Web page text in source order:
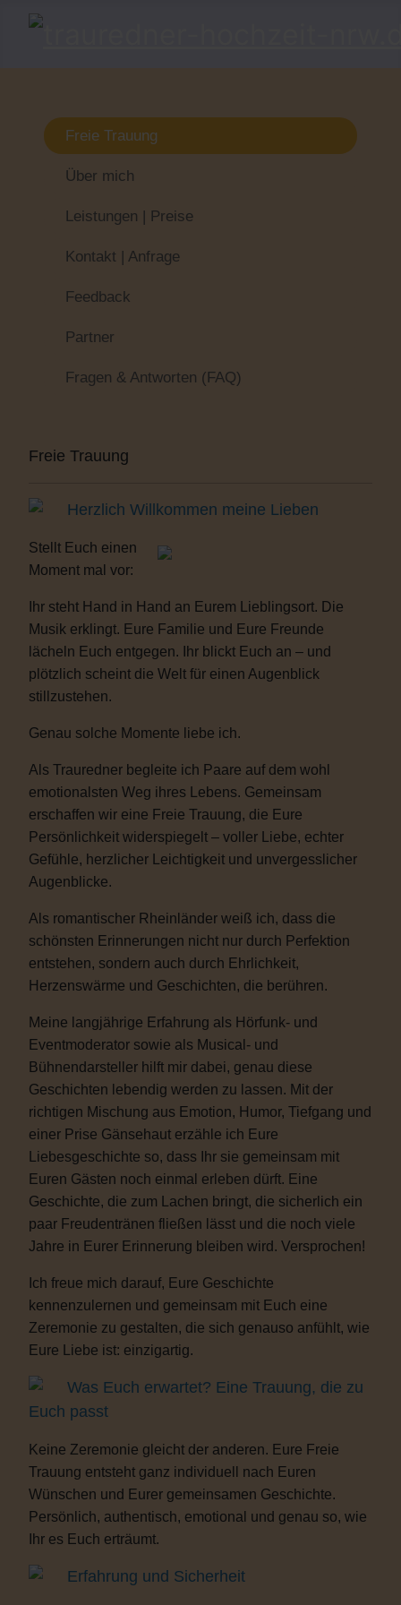
Freie Trauung
Über mich
Leistungen | Preise
Kontakt | Anfrage
Feedback
Partner
Fragen & Antworten (FAQ)
Freie Trauung
Herzlich Willkommen meine Lieben
Stellt Euch einen
Moment mal vor:
Ihr steht Hand in Hand an Eurem Lieblingsort. Die
Musik erklingt. Eure Familie und Eure Freunde
lächeln Euch entgegen. Ihr blickt Euch an – und
plötzlich scheint die Welt für einen Augenblick
stillzustehen.
Genau solche Momente liebe ich.
Als Trauredner begleite ich Paare auf dem wohl
emotionalsten Weg ihres Lebens. Gemeinsam
erschaffen wir eine Freie Trauung, die Eure
Persönlichkeit widerspiegelt – voller Liebe, echter
Gefühle, herzlicher Leichtigkeit und unvergesslicher
Augenblicke.
Als romantischer Rheinländer weiß ich, dass die
schönsten Erinnerungen nicht nur durch Perfektion
entstehen, sondern auch durch Ehrlichkeit,
Herzenswärme und Geschichten, die berühren.
Meine langjährige Erfahrung als Hörfunk- und
Eventmoderator sowie als Musical- und
Bühnendarsteller hilft mir dabei, genau diese
Geschichten lebendig werden zu lassen. Mit der
richtigen Mischung aus Emotion, Humor, Tiefgang und
einer Prise Gänsehaut erzähle ich Eure
Liebesgeschichte so, dass Ihr sie gemeinsam mit
Euren Gästen noch einmal erleben dürft. Eine
Geschichte, die zum Lachen bringt, die sicherlich ein
paar Freudentränen fließen lässt und die noch viele
Jahre in Eurer Erinnerung bleiben wird. Versprochen!
Ich freue mich darauf, Eure Geschichte
kennenzulernen und gemeinsam mit Euch eine
Zeremonie zu gestalten, die sich genauso anfühlt, wie
Eure Liebe ist: einzigartig.
Was Euch erwartet? Eine Trauung, die zu
Euch passt
Keine Zeremonie gleicht der anderen. Eure Freie
Trauung entsteht ganz individuell nach Euren
Wünschen und Eurer gemeinsamen Geschichte.
Persönlich, authentisch, emotional und genau so, wie
Ihr es Euch erträumt.
Erfahrung und Sicherheit